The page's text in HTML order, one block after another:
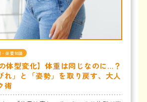
栄養知識
体型変化】体重は同じなのに…？
れ」と「姿勢」を取り戻す、大人
術